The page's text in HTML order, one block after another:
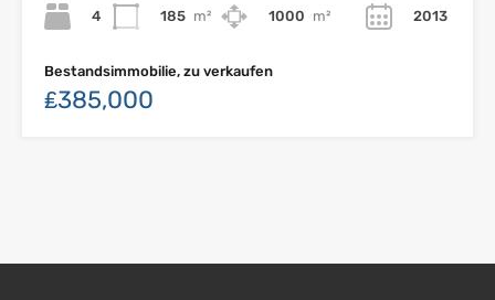
4
185 m²
1000 m²
2013
Bestandsimmobilie, zu verkaufen
₤385,000